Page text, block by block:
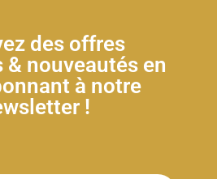
des offres
& nouveautés en
à notre
!